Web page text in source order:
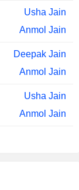
Usha Jain
Anmol Jain
Deepak Jain
Anmol Jain
Usha Jain
Anmol Jain